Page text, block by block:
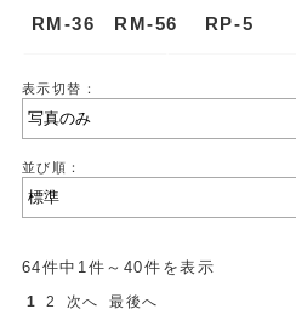
RM-36 RM-56 RP-5
表示切替：
並び順：
64件中1件～40件を表示
1 2 次へ 最後へ